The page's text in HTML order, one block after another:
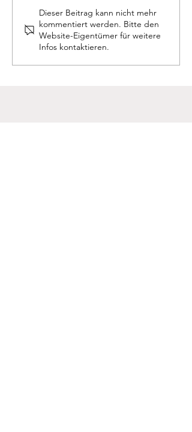
P. Obermüller neuer Direktor
Dieser Beitrag kann nicht mehr
kommentiert werden. Bitte den
Website-Eigentümer für weitere
Infos kontaktieren.